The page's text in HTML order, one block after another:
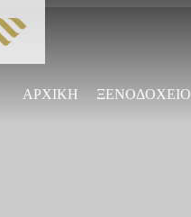
ΑΡΧΙΚΗ ΞΕΝΟΔΟΧΕΙΟ